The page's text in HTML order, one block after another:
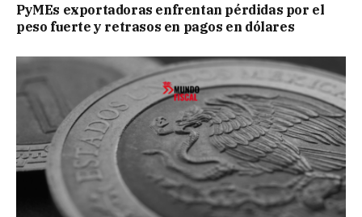
PyMEs exportadoras enfrentan pérdidas por el
peso fuerte y retrasos en pagos en dólares